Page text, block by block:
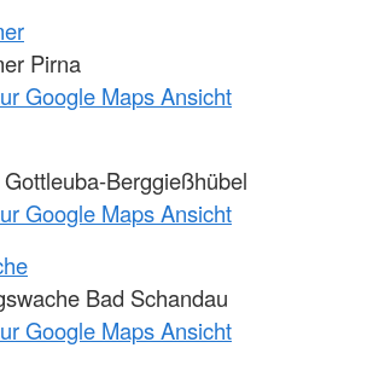
Pirna
Google Maps Ansicht
Berggießhübel
Google Maps Ansicht
Bad Schandau
Google Maps Ansicht